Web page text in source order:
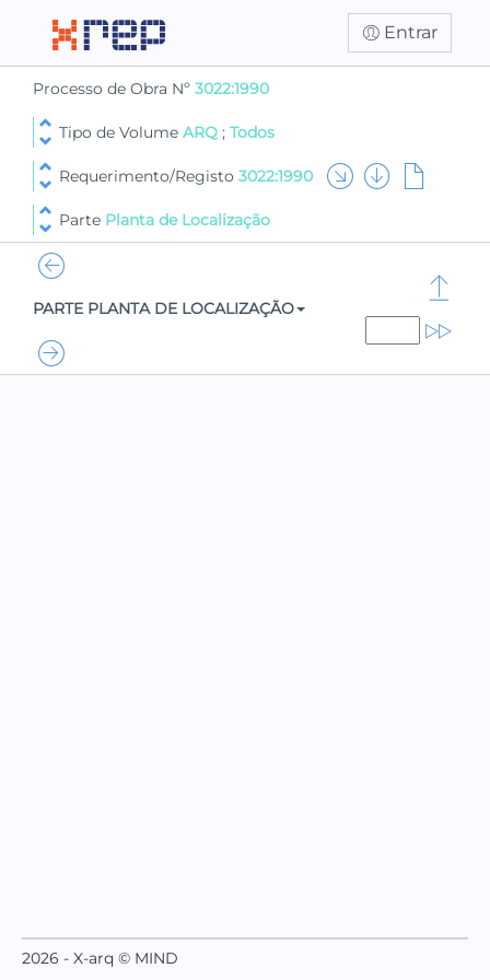
Entrar
Processo de Obra Nº 3022:1990
Tipo de Volume ARQ ; Todos
Requerimento/Registo 3022:1990
Parte Planta de Localização
PARTE PLANTA DE LOCALIZAÇÃO
2026 - X-arq © MIND